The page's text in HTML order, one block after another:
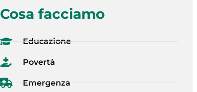
Cosa facciamo
Educazione
Povertà
Emergenza